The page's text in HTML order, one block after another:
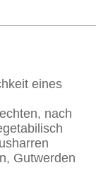
eines
nach
Gutwerden